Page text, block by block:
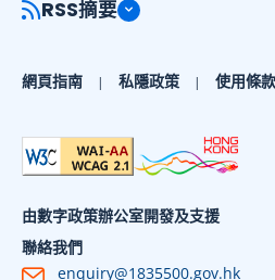
RSS摘要
網頁指南 私隱政策 使用條
由數字政策辦公室開發及支援
聯絡我們
enquiry@1835500.gov.hk